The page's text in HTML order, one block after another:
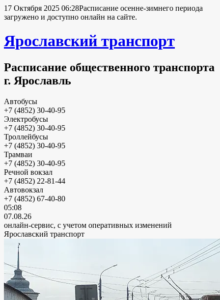
17 Октября 2025 06:28Расписание осенне-зимнего периода
загружено и доступно онлайн на сайте.
Ярославский транспорт
Расписание общественного транспорта
г. Ярославль
Автобусы
+7 (4852) 30-40-95
Электробусы
+7 (4852) 30-40-95
Троллейбусы
+7 (4852) 30-40-95
Трамваи
+7 (4852) 30-40-95
Речной вокзал
+7 (4852) 22-81-44
Автовокзал
+7 (4852) 67-40-80
05:08
07.08.26
онлайн-сервис, с учетом оперативных изменений
Ярославский транспорт